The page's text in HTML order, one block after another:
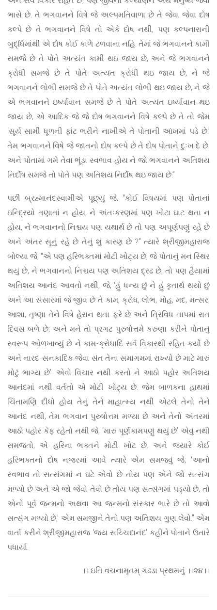
ભાસે છે. તે ભગવાનને વિષે જે અલ્પમતિવાળા છે તે જેવા જેવા દોષ
કલ્પે છે તે ભગવાનને વિષે તો એકે દોષ નથી, પણ કલ્પનારાની
બુદ્ધિમાંથી એ દોષ કોઈ કાળે ટળવાના નહિ. તેમાં જે ભગવાનને કામી
સમજે છે તે પોતે અત્યંત કામી થઇ જાય છે, અને જે ભગવાનને
ક્રોધી સમજે છે તે પોતે અત્યંત ક્રોધી થઇ જાય છે, ને જે
ભગવાનને લોભી સમજે છે તે પોતે અત્યંત લોભી થઇ જાય છે, ને જે
એ ભગવાનને ઇર્ષ્યાવાન સમજે છે તે પોતે અત્યંત ઇર્ષ્યાવાન થઇ
જાય છે, એ આદિક જે જે દોષ ભગવાનને વિષે કલ્પે છે તે તો જેમ
‘સૂર્ય સામી ધૂળની ફાંટ ભરીને નાખીએ તે પોતાની આંખમાં પડે છે.’
તેમ ભગવાનને વિષે જે જાતનો દોષ કલ્પે છે તે દોષ પોતાને દુઃખ દે છે.
અને પોતામાં ગમે તેવા ભૂંડા સ્વભાવ હોય ને જો ભગવાનને અતિશય
નિર્દોષ સમજે તો પોતે પણ અતિશય નિર્દોષ થઇ જાય છે.”
પછી બ્રહ્માનંદસ્વામીએ પૂછ્યું જે, “કોઈ વિષયમાં પણ પોતાનાં
ઇન્દ્રિયો તણાતાં ન હોય, ને અંતઃકરણમાં પણ ખોટા ઘાટ થતા ન
હોય, ને ભગવાનનો નિશ્ચય પણ યથાર્થ છે તો પણ અપૂર્ણપણું રહે છે
અને અંતર સૂનું રહે છે તેનું શું કારણ છે ?” ત્યારે શ્રીજીમહારાજ
બોલ્યા જે, “એ પણ હરિભક્તમાં મોટી ખોટ્ય છે, જે પોતાનું મન સ્થિર
થયું છે, ને ભગવાનનો નિશ્ચય પણ અતિશય દ્રઢ છે, તો પણ હૈયામાં
અતિશય આનંદ આવતો નથી, જે, ‘હું ધન્ય છું ને હું કૃતાર્થ થયો છું
અને આ સંસારમાં જે જીવ છે તે કામ, ક્રોધ, લોભ, મોહ, મદ, મત્સર,
આશા, તૃષ્ણા તેને વિષે હેરાન થતા ફરે છે અને ત્રિવિધ તાપમાં રાત
દિવસ બળે છે; અને મને તો પ્રગટ પુરુષોત્તમે કરુણા કરીને પોતાનું
સ્વરૂપ ઓળખાવ્યું છે ને કામ-ક્રોધાદિ સર્વ વિકારથી રહિત કર્યો છે
અને નારદ-સનકાદિક જેવા સંત તેના સમાગમમાં રાખ્યો છે માટે મારું
મોટું ભાગ્ય છે’. એવો વિચાર નથી કરતો ને આઠો પહોર અતિશય
આનંદમાં નથી વર્તતો એ મોટી ખોટ્ય છે. જેમ બાળકના હાથમાં
ચિંતામણિ દીધો હોય તેનું તેને માહાત્મ્ય નથી એટલે તેનો તેને
આનંદ નથી, તેમ ભગવાન પુરુષોત્તમ મળ્યા છે અને તેનો અંતરમાં
આઠો પહોર કેફ રહેતો નથી જે, ‘મારું પૂર્ણકામપણું થયું છે’ એવું નથી
સમજતો, એ હરિના ભક્તને મોટી ખોટ છે. અને જ્યારે કોઈ
હરિભક્તનો દોષ નજરમાં આવે ત્યારે એમ સમજવું જે, ‘આનો
સ્વભાવ તો સત્સંગમાં ન ઘટે એવો છે તોય પણ એને જો સત્સંગ
મળ્યો છે અને એ જો જેવો-તેવો છે તોય પણ સત્સંગમાં પડ્યો છે, તો
એનો પૂર્વ જન્મનો અથવા આ જન્મનો સંસ્કાર ભારે છે તો આવો
સત્સંગ મળ્યો છે,’ એમ સમજીને તેનો પણ અતિશય ગુણ લેવો.” એમ
વાર્તા કરીને શ્રીજીમહારાજ ‘જય સચ્ચિદાનંદ’ કહીને પોતાને ઉતારે
પધાર્યા.
।। ઇતિ વચનામૃતમ્ ગઢડા પ્રથમનું ।।૨૪।।